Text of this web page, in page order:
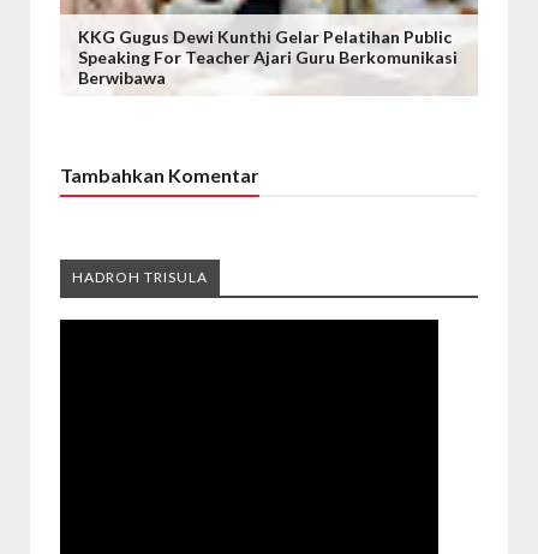
KKG Gugus Dewi Kunthi Gelar Pelatihan Public
Speaking For Teacher Ajari Guru Berkomunikasi
Berwibawa
Tambahkan Komentar
HADROH TRISULA